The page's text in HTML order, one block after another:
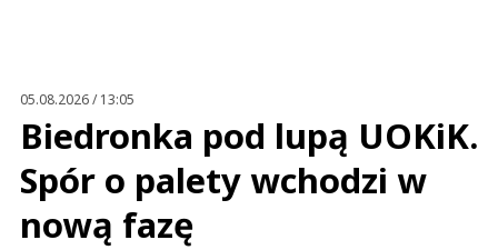
05.08.2026 / 13:05
Biedronka pod lupą UOKiK.
Spór o palety wchodzi w
nową fazę